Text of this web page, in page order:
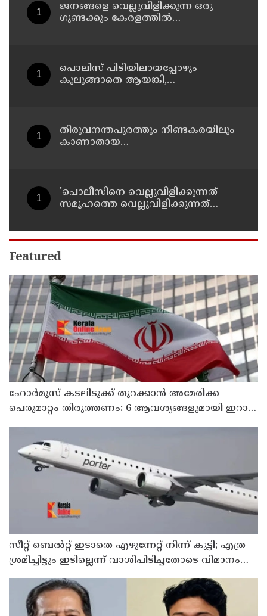
ജനങ്ങളെ വെല്ലുവിളിക്കുന്ന ഒരു
ഗുണ്ടക്കും കേരളത്തില്‍
പൊലിസ് പിടിയിലായപ്പോഴും
കുലുങ്ങാതെ ആയങ്കി,
തിരുവനന്തപുരത്തും നീണ്ടകരയിലും
കാണാതായ
'പൊലീസിനെ വെല്ലുവിളിക്കുന്നത്
സമൂഹത്തെ വെല്ലുവിളിക്കുന്നത്
ശിക്ഷ നല്‍കും':എഡിജിപി
Featured
ഹോര്‍മൂസ് കടലിടുക്ക് തുറക്കാന്‍ അമേരിക്ക
പെരുമാറ്റം തിരുത്തണം: 6 ആവശ്യങ്ങളുമായി ഇറാന്‍
ദേശീയ സുരക്ഷാ കൗണ്‍സില്‍
സീറ്റ് ബെല്‍റ്റ് ഇടാതെ എഴുന്നേറ്റ് നിന്ന് കുട്ടി; എത്ര
ശ്രമിച്ചിട്ടും ഇടില്ലെന്ന് വാശിപിടിച്ചതോടെ വിമാനം
റദ്ദാക്കി